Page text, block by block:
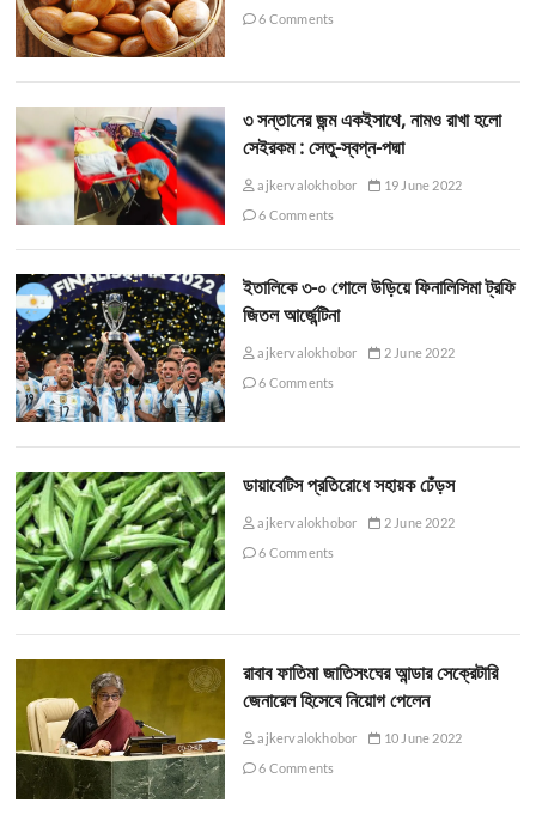
6 Comments
৩ সন্তানের জন্ম একইসাথে, নামও রাখা হলো
সেইরকম : সেতু-স্বপ্ন-পদ্মা
ajkervalokhobor
19 June 2022
6 Comments
ইতালিকে ৩-০ গোলে উড়িয়ে ফিনালিসিমা ট্রফি
জিতল আর্জেন্টিনা
ajkervalokhobor
2 June 2022
6 Comments
ডায়াবেটিস প্রতিরোধে সহায়ক ঢেঁড়স
ajkervalokhobor
2 June 2022
6 Comments
রাবাব ফাতিমা জাতিসংঘের আন্ডার সেক্রেটারি
জেনারেল হিসেবে নিয়োগ পেলেন
ajkervalokhobor
10 June 2022
6 Comments